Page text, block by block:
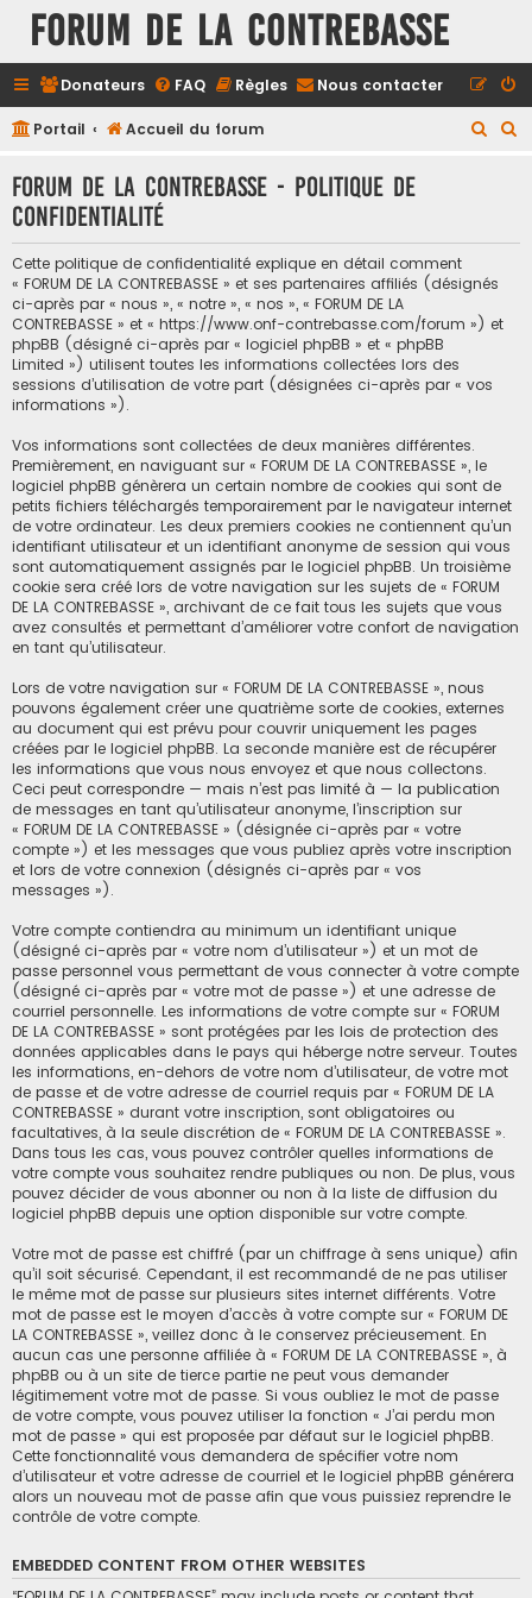
FORUM DE LA CONTREBASSE
Donateurs FAQ Règles Nous contacter
Portail Accueil du forum
r
FORUM DE LA CONTREBASSE - Politique de
confidentialité
Cette politique de confidentialité explique en détail comment
« FORUM DE LA CONTREBASSE » et ses partenaires affiliés (désignés
ci-après par « nous », « notre », « nos », « FORUM DE LA
CONTREBASSE » et « https://www.onf-contrebasse.com/forum ») et
phpBB (désigné ci-après par « logiciel phpBB » et « phpBB
Limited ») utilisent toutes les informations collectées lors des
sessions d’utilisation de votre part (désignées ci-après par « vos
informations »).
Vos informations sont collectées de deux manières différentes.
Premièrement, en naviguant sur « FORUM DE LA CONTREBASSE », le
logiciel phpBB génèrera un certain nombre de cookies qui sont de
petits fichiers téléchargés temporairement par le navigateur internet
de votre ordinateur. Les deux premiers cookies ne contiennent qu’un
identifiant utilisateur et un identifiant anonyme de session qui vous
sont automatiquement assignés par le logiciel phpBB. Un troisième
cookie sera créé lors de votre navigation sur les sujets de « FORUM
DE LA CONTREBASSE », archivant de ce fait tous les sujets que vous
avez consultés et permettant d’améliorer votre confort de navigation
en tant qu’utilisateur.
Lors de votre navigation sur « FORUM DE LA CONTREBASSE », nous
pouvons également créer une quatrième sorte de cookies, externes
au document qui est prévu pour couvrir uniquement les pages
créées par le logiciel phpBB. La seconde manière est de récupérer
les informations que vous nous envoyez et que nous collectons.
Ceci peut correspondre — mais n’est pas limité à — la publication
de messages en tant qu’utilisateur anonyme, l’inscription sur
« FORUM DE LA CONTREBASSE » (désignée ci-après par « votre
compte ») et les messages que vous publiez après votre inscription
et lors de votre connexion (désignés ci-après par « vos
messages »).
Votre compte contiendra au minimum un identifiant unique
(désigné ci-après par « votre nom d’utilisateur ») et un mot de
passe personnel vous permettant de vous connecter à votre compte
(désigné ci-après par « votre mot de passe ») et une adresse de
courriel personnelle. Les informations de votre compte sur « FORUM
DE LA CONTREBASSE » sont protégées par les lois de protection des
données applicables dans le pays qui héberge notre serveur. Toutes
les informations, en-dehors de votre nom d’utilisateur, de votre mot
de passe et de votre adresse de courriel requis par « FORUM DE LA
CONTREBASSE » durant votre inscription, sont obligatoires ou
facultatives, à la seule discrétion de « FORUM DE LA CONTREBASSE ».
Dans tous les cas, vous pouvez contrôler quelles informations de
votre compte vous souhaitez rendre publiques ou non. De plus, vous
pouvez décider de vous abonner ou non à la liste de diffusion du
logiciel phpBB depuis une option disponible sur votre compte.
Votre mot de passe est chiffré (par un chiffrage à sens unique) afin
qu’il soit sécurisé. Cependant, il est recommandé de ne pas utiliser
le même mot de passe sur plusieurs sites internet différents. Votre
mot de passe est le moyen d’accès à votre compte sur « FORUM DE
LA CONTREBASSE », veillez donc à le conservez précieusement. En
aucun cas une personne affiliée à « FORUM DE LA CONTREBASSE », à
phpBB ou à un site de tierce partie ne peut vous demander
légitimement votre mot de passe. Si vous oubliez le mot de passe
de votre compte, vous pouvez utiliser la fonction « J’ai perdu mon
mot de passe » qui est proposée par défaut sur le logiciel phpBB.
Cette fonctionnalité vous demandera de spécifier votre nom
d’utilisateur et votre adresse de courriel et le logiciel phpBB générera
alors un nouveau mot de passe afin que vous puissiez reprendre le
contrôle de votre compte.
EMBEDDED CONTENT FROM OTHER WEBSITES